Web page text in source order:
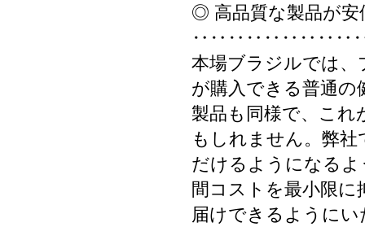
◎ 高品質な製品が安
本場ブラジルでは
が購入できる普通の
製品も同様で、これ
もしれません。弊
だけるようになる
間コストを最小限に
届けできるように